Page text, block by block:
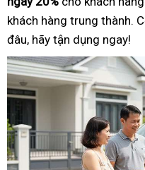
khách hàng trung thành.
đâu, hãy tận dụng ngay!